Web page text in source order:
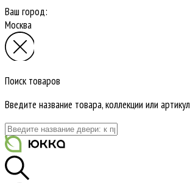
Ваш город:
Москва
Поиск товаров
Введите название товара, коллекции или артикул